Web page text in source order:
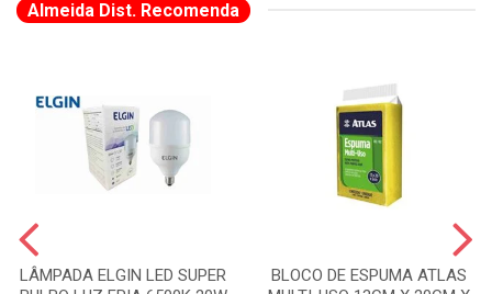
Almeida Dist. Recomenda
LÂMPADA ELGIN LED SUPER
BLOCO DE ESPUMA ATLAS